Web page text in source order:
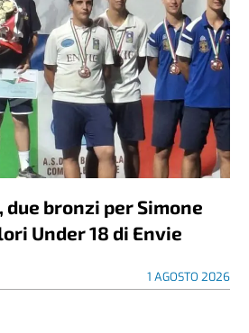
due bronzi per Simone
Under 18 di Envie
1 AGOSTO 2026